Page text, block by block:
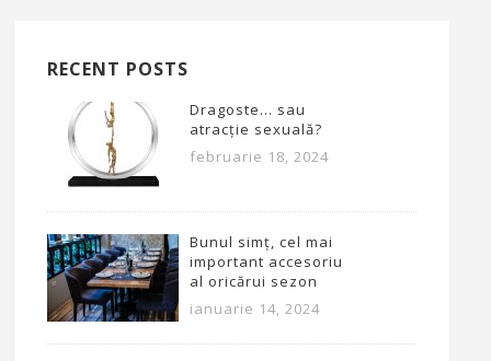
RECENT POSTS
Dragoste… sau
atracție sexuală?
februarie 18, 2024
Bunul simț, cel mai
important accesoriu
al oricărui sezon
ianuarie 14, 2024